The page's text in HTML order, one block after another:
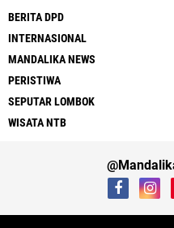
BERITA DPD
INTERNASIONAL
MANDALIKA NEWS
PERISTIWA
SEPUTAR LOMBOK
WISATA NTB